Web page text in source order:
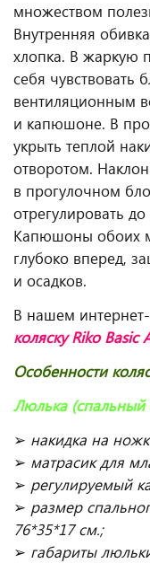
множеством
Внутренняя
хлопка. В жаркую
себя чувствовать
вентиляционным
и капюшоне. В
укрыть теплой
отворотом.
в прогулочном
отрегулировать
Капюшоны обоих
глубоко вперед,
и осадков.
В нашем
коляску Riko Basic
Особенности
Люлька (спальный
➢ накидка на
➢ матрасик для
➢ регулируемый
➢ размер
76*35*17 см.;
➢ габариты